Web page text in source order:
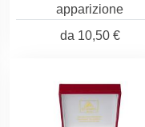
apparizione
da 10,50 €